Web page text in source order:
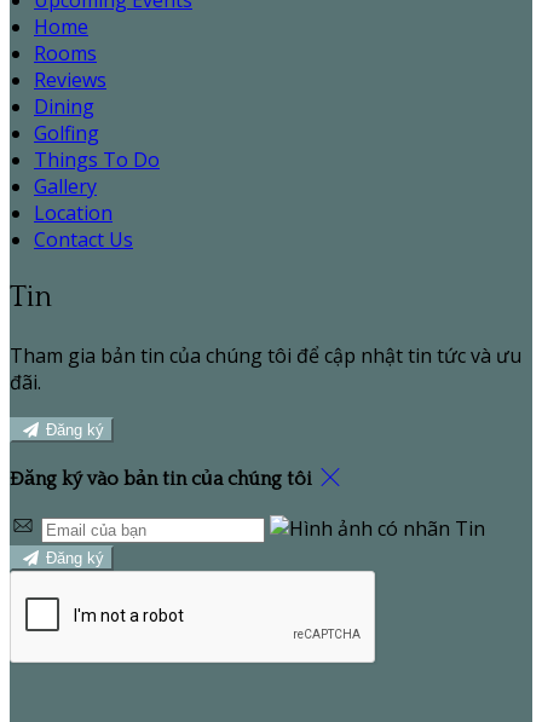
Home
Rooms
Reviews
Dining
Golfing
Things To Do
Gallery
Location
Contact Us
Tin
Tham gia bản tin của chúng tôi để cập nhật tin tức và ưu
đãi.
Đăng ký
Đăng ký vào bản tin của chúng tôi
Đăng ký